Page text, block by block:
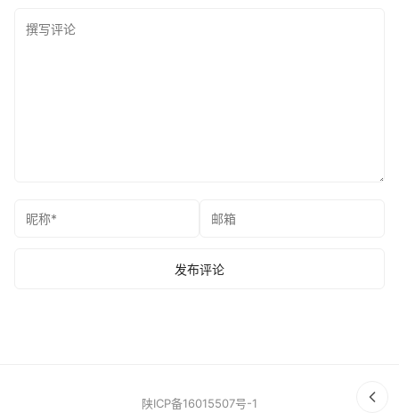
陕ICP备16015507号-1